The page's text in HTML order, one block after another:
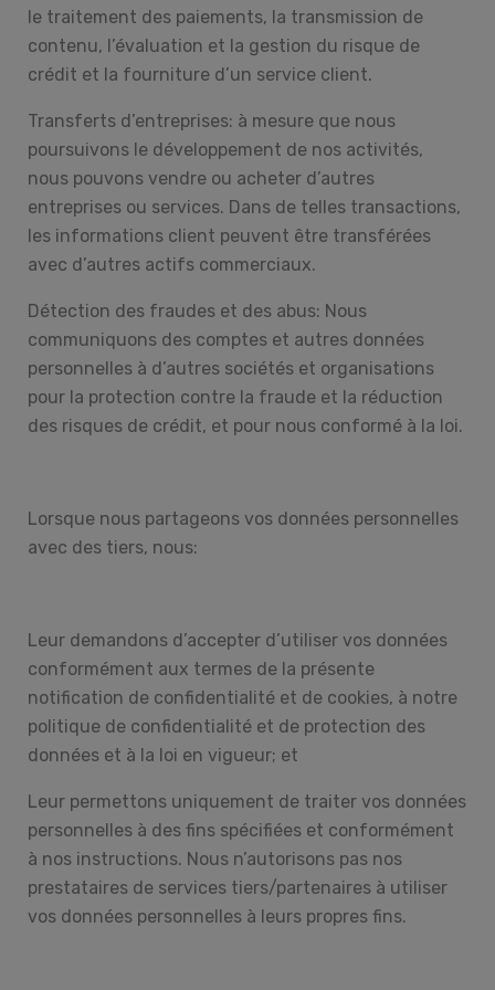
le traitement des paiements, la transmission de
contenu, l’évaluation et la gestion du risque de
crédit et la fourniture d’un service client.
Transferts d’entreprises: à mesure que nous
poursuivons le développement de nos activités,
nous pouvons vendre ou acheter d’autres
entreprises ou services. Dans de telles transactions,
les informations client peuvent être transférées
avec d’autres actifs commerciaux.
Détection des fraudes et des abus: Nous
communiquons des comptes et autres données
personnelles à d’autres sociétés et organisations
pour la protection contre la fraude et la réduction
des risques de crédit, et pour nous conformé à la loi.
Lorsque nous partageons vos données personnelles
avec des tiers, nous:
Leur demandons d’accepter d’utiliser vos données
conformément aux termes de la présente
notification de confidentialité et de cookies, à notre
politique de confidentialité et de protection des
données et à la loi en vigueur; et
Leur permettons uniquement de traiter vos données
personnelles à des fins spécifiées et conformément
à nos instructions. Nous n’autorisons pas nos
prestataires de services tiers/partenaires à utiliser
vos données personnelles à leurs propres fins.
Don't show this message again